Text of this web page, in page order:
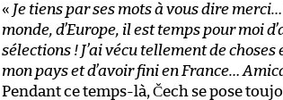
« Je tiens par ses mots à vous dire
monde, d’Europe, il est temps pour moi
sélections ! J’ai vécu tellement de
mon pays et d’avoir fini en France…
Pendant ce temps-là, Čech se pose